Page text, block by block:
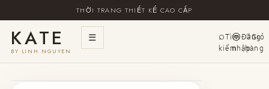
THỜI TRANG THIẾT KẾ CAO CẤP
KATE
BY LINH NGUYEN
☰
Tìm
kiếm
Đăng
nhập
Giỏ
hàng